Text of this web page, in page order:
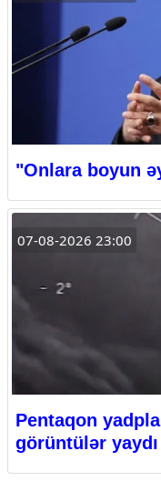
"Onlara boyun
07-08-2026 23:00
Pentaqon
görüntülər yaydı